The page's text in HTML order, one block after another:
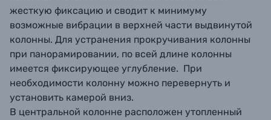
жесткую фиксацию и сводит к минимуму
возможные вибрации в верхней части выдвинутой
колонны. Для устранения прокручивания колонны
при панорамировании, по всей длине колонны
имеется фиксирующее углубление. При
необходимости колонну можно перевернуть и
установить камерой вниз.
В центральной колонне расположен утопленный